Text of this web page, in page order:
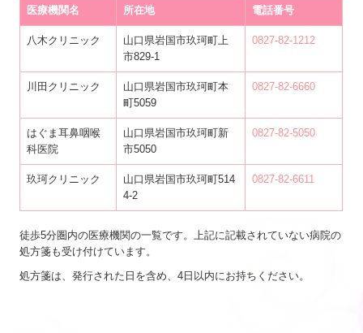
医療機関名 所在地 電話番号
八木クリニック
山口県岩国市玖珂町上
市829-1
0827-82-1212
川田クリニック
山口県岩国市玖珂町本
町5059
0827-82-6660
はぐま耳鼻咽喉
科医院
山口県岩国市玖珂町新
市5050
0827-82-5050
玖珂クリニック
山口県岩国市玖珂町514
4-2
0827-82-6611
徒歩5分圏内の医療機関の一覧です。上記に記載されていない病院の
処方箋も受け付けています。
処方箋は、発行された日を含め、4日以内にお持ちください。